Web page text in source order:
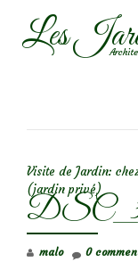
AllerLes
Visite de Jardin:
(jardin privé)
malo 0